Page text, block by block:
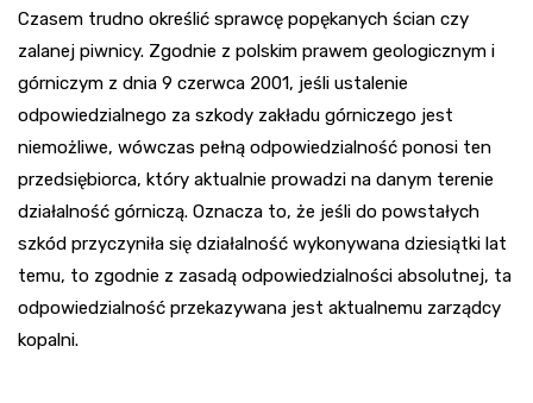
Czasem trudno określić sprawcę popękanych ścian czy
zalanej piwnicy. Zgodnie z polskim prawem geologicznym i
górniczym z dnia 9 czerwca 2001, jeśli ustalenie
odpowiedzialnego za szkody zakładu górniczego jest
niemożliwe, wówczas pełną odpowiedzialność ponosi ten
przedsiębiorca, który aktualnie prowadzi na danym terenie
działalność górniczą. Oznacza to, że jeśli do powstałych
szkód przyczyniła się działalność wykonywana dziesiątki lat
temu, to zgodnie z zasadą odpowiedzialności absolutnej, ta
odpowiedzialność przekazywana jest aktualnemu zarządcy
kopalni.